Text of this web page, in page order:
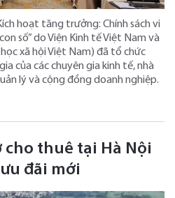
hoạt tăng trưởng: Chính sách vi
số” do Viện Kinh tế Việt Nam và
xã hội Việt Nam) đã tổ chức
của các chuyên gia kinh tế, nhà
lý và cộng đồng doanh nghiệp.
cho thuê tại Hà Nội
đãi mới